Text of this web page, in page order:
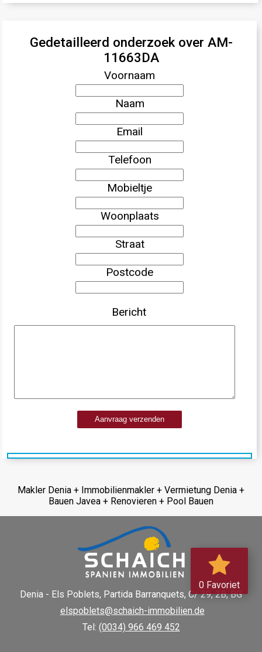
Gedetailleerd onderzoek over AM-
11663DA
Voornaam
Naam
Email
Telefoon
Mobieltje
Woonplaats
Straat
Postcode
Bericht
Aanvraag verzenden
Makler Denia + Immobilienmakler + Vermietung Denia +
Bauen Javea + Renovieren + Pool Bauen
0 Favoriet
Denia - Els Poblets, Partida Barranquets, C/ 29, 2B, BG
elspoblets@schaich-immobilien.de
Tel: (0034) 966 469 452